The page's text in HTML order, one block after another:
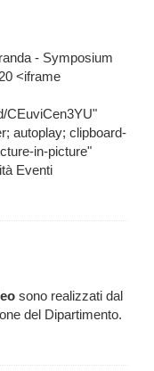
- Symposium
<iframe
CEuviCen3YU"
autoplay; clipboard-
in-picture"
Eventi
sono realizzati dal
del Dipartimento.